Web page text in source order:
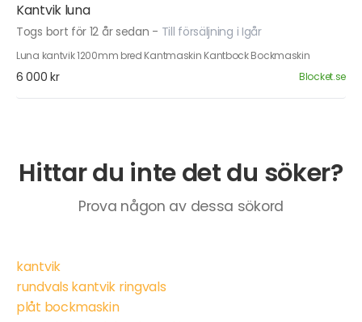
Kantvik luna
Togs bort för 12 år sedan - Till försäljning i Igår
Luna kantvik 1200mm bred Kantmaskin Kantbock Bockmaskin
6 000 kr Blocket.se
Hittar du inte det du söker?
Prova någon av dessa sökord
kantvik
rundvals kantvik ringvals
plåt bockmaskin